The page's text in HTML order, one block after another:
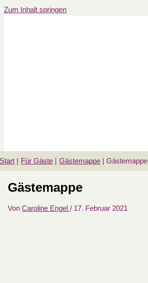
Zum Inhalt springen
Start Für Gäste Gästemappe Gästemappe
Gästemappe
Von Caroline Engel / 17. Februar 2021